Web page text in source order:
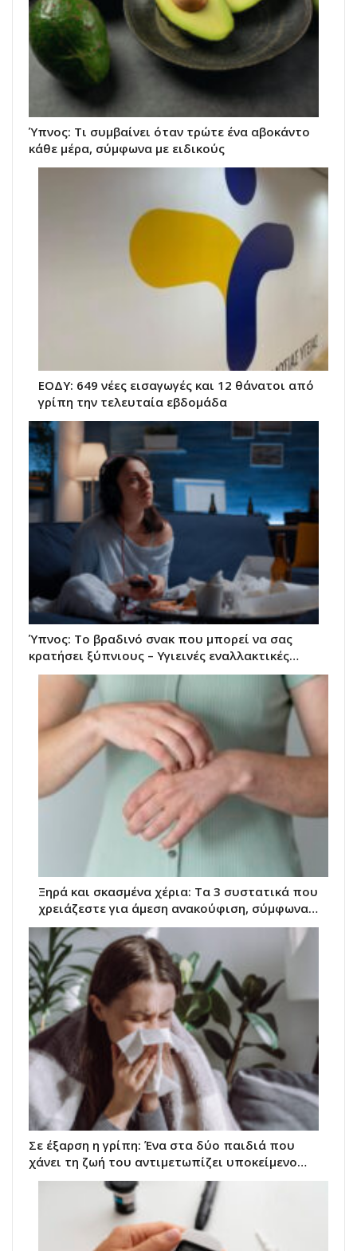
Ύπνος: Τι συμβαίνει όταν τρώτε ένα αβοκάντο
κάθε μέρα, σύμφωνα με ειδικούς
ΕΟΔΥ: 649 νέες εισαγωγές και 12 θάνατοι από
γρίπη την τελευταία εβδομάδα
Ύπνος: Το βραδινό σνακ που μπορεί να σας
κρατήσει ξύπνιους – Υγιεινές εναλλακτικές…
Ξηρά και σκασμένα χέρια: Τα 3 συστατικά που
χρειάζεστε για άμεση ανακούφιση, σύμφωνα…
Σε έξαρση η γρίπη: Ένα στα δύο παιδιά που
χάνει τη ζωή του αντιμετωπίζει υποκείμενο…